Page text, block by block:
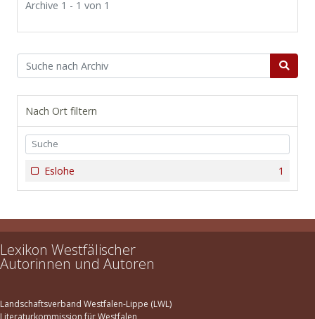
Archive 1 - 1 von 1
Nach Ort filtern
1
Eslohe
Lexikon Westfälischer
Autorinnen und Autoren
Landschaftsverband Westfalen-Lippe (LWL)
Literaturkommission für Westfalen